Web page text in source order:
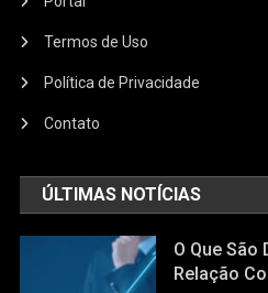
Termos de Uso
Política de Privacidade
Contato
ÚLTIMAS NOTÍCIAS
O Que São
Relação